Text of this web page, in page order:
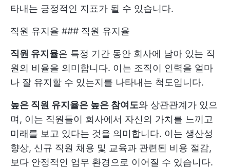
타내는 긍정적인 지표가 될 수 있습니다.
직원 유지율 ### 직원 유지율
직원 유지율은 특정 기간 동안 회사에 남아 있는 직
원의 비율을 의미합니다. 이는 조직이 인력을 얼마
나 잘 유지할 수 있는지를 나타내는 척도입니다.
높은 직원 유지율은 높은 참여도와 상관관계가 있으
며, 이는 직원들이 회사에서 자신의 가치를 느끼고
미래를 보고 있다는 것을 의미합니다. 이는 생산성
향상, 신규 직원 채용 및 교육과 관련된 비용 절감,
보다 안정적인 업무 환경으로 이어질 수 있습니다.